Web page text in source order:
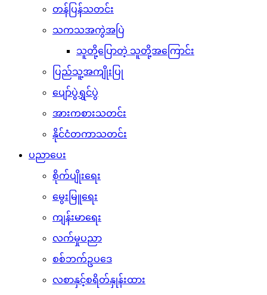
တန်ပြန်သတင်း
သကသအကွဲအပြဲ
သူတို့ပြောတဲ့ သူတို့အကြောင်း
ပြည်သူ့အကျိုးပြု
ပျော်ပွဲရွှင်ပွဲ
အားကစားသတင်း
နိုင်ငံတကာသတင်း
ပညာပေး
စိုက်ပျိုးရေး
မွေးမြူရေး
ကျန်းမာရေး
လက်မှုပညာ
စစ်ဘက်ဥပဒေ
လစာနှင့်စရိတ်နှုန်းထား